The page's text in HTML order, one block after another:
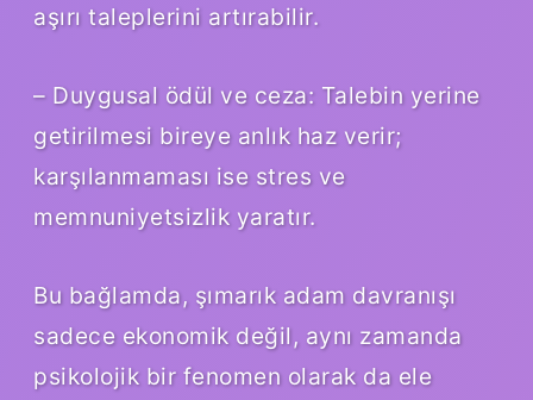
aşırı taleplerini artırabilir.
– Duygusal ödül ve ceza: Talebin yerine
getirilmesi bireye anlık haz verir;
karşılanmaması ise stres ve
memnuniyetsizlik yaratır.
Bu bağlamda, şımarık adam davranışı
sadece ekonomik değil, aynı zamanda
psikolojik bir fenomen olarak da ele